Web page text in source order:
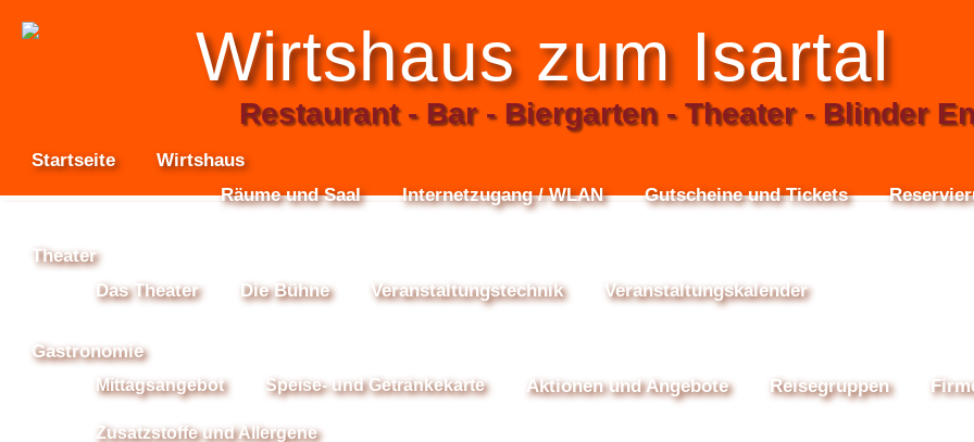
Wirtshaus zum Isartal
Restaurant - Bar - Biergarten - Theater - Blinder
Startseite
Wirtshaus
Räume und Saal
Internetzugang / WLAN Gutscheine und Tickets
Theater
Das Theater
Die Bühne Veranstaltungstechnik Veranstaltungskalender
Gastronomie
Mittagsangebot Speise- und Getränkekarte Aktionen und Angebote Reisegruppen
Zusatzstoffe und Allergene